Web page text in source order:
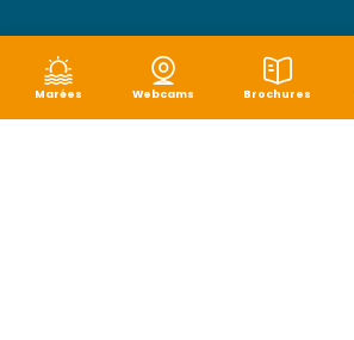
Marées Webcams Brochures